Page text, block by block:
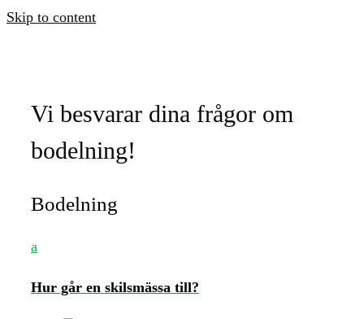
Skip to content
Vi besvarar dina frågor om
bodelning!
Bodelning
a
Hur går en skilsmässa till?